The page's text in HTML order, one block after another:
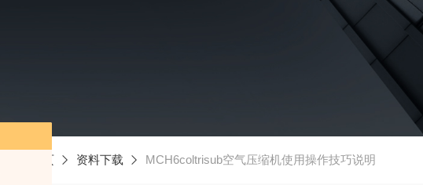
首页 资料下载 MCH6coltrisub空气压缩机使用操作技巧说明